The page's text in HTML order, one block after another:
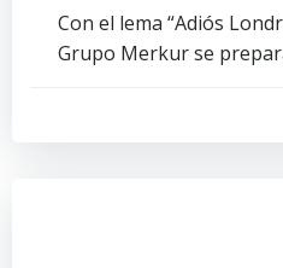
Con el lema “Adiós
Grupo Merkur se